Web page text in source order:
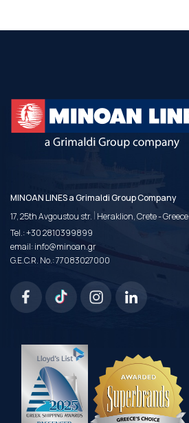
MINOAN LINES a Grimaldi Group Company
17, 25th Avgoustou str. | Heraklion, Crete - Greece
Tel.:+30 2810399899
email:info@minoan.gr
G.E.C.R. No.: 77083027000